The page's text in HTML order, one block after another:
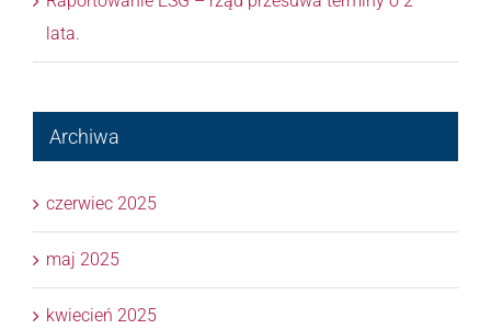
lata.
Archiwa
czerwiec 2025
maj 2025
kwiecień 2025